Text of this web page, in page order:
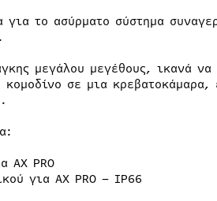
το ασύρματο σύστημα
μεγάλου μεγέθους, ικανά να
σε μια
AX PRO
για AX PRO – IP66